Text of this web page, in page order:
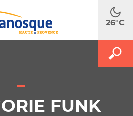
26°C
le
le
FUNK